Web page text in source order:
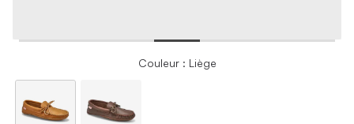
Couleur : Liège